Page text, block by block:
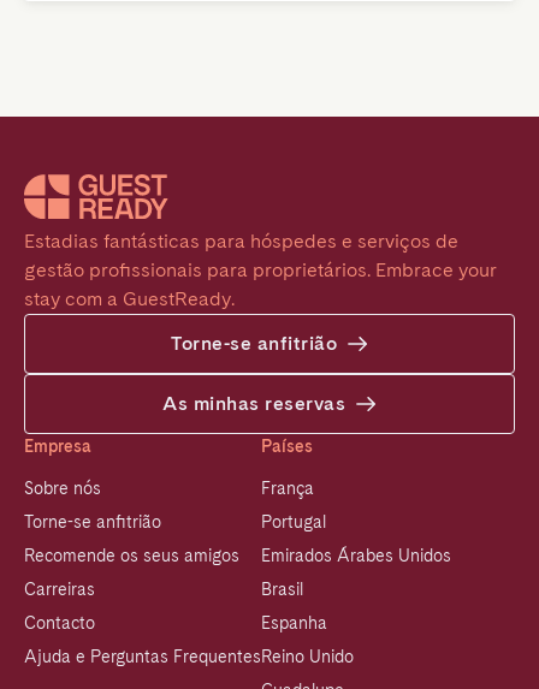
Estadias fantásticas para hóspedes e serviços de
gestão profissionais para proprietários. Embrace your
stay com a GuestReady.
Torne-se anfitrião
As minhas reservas
Empresa
Sobre nós
Torne-se anfitrião
Recomende os seus amigos
Carreiras
Contacto
Ajuda e Perguntas Frequentes
Países
França
Portugal
Emirados Árabes Unidos
Brasil
Espanha
Reino Unido